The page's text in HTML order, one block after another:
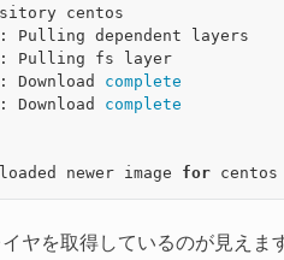
centos
Pulling dependent layers
Pulling fs layer
Download complete
Download complete
newer image for
ヤを取得しているのが見えま